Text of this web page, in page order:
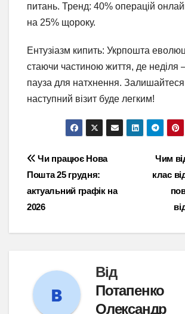
питань. Тренд: 40% операцій
на 25% щороку.
Ентузіазм кипить: Укрпошта
стаючи частиною життя, де неділя
пауза для натхнення. Залишайтеся
наступний візит буде легким!
Навігація
записів
Чим
клас
Чи працює Нова
Пошта 25 грудня:
актуальний графік на
2026
Від
Потапенко
Олександр